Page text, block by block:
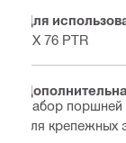
Для
DX 76 PTR
Набор
для крепежных